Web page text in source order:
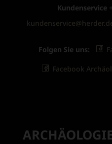
Kundenservice
Folgen Sie uns:
Facebook